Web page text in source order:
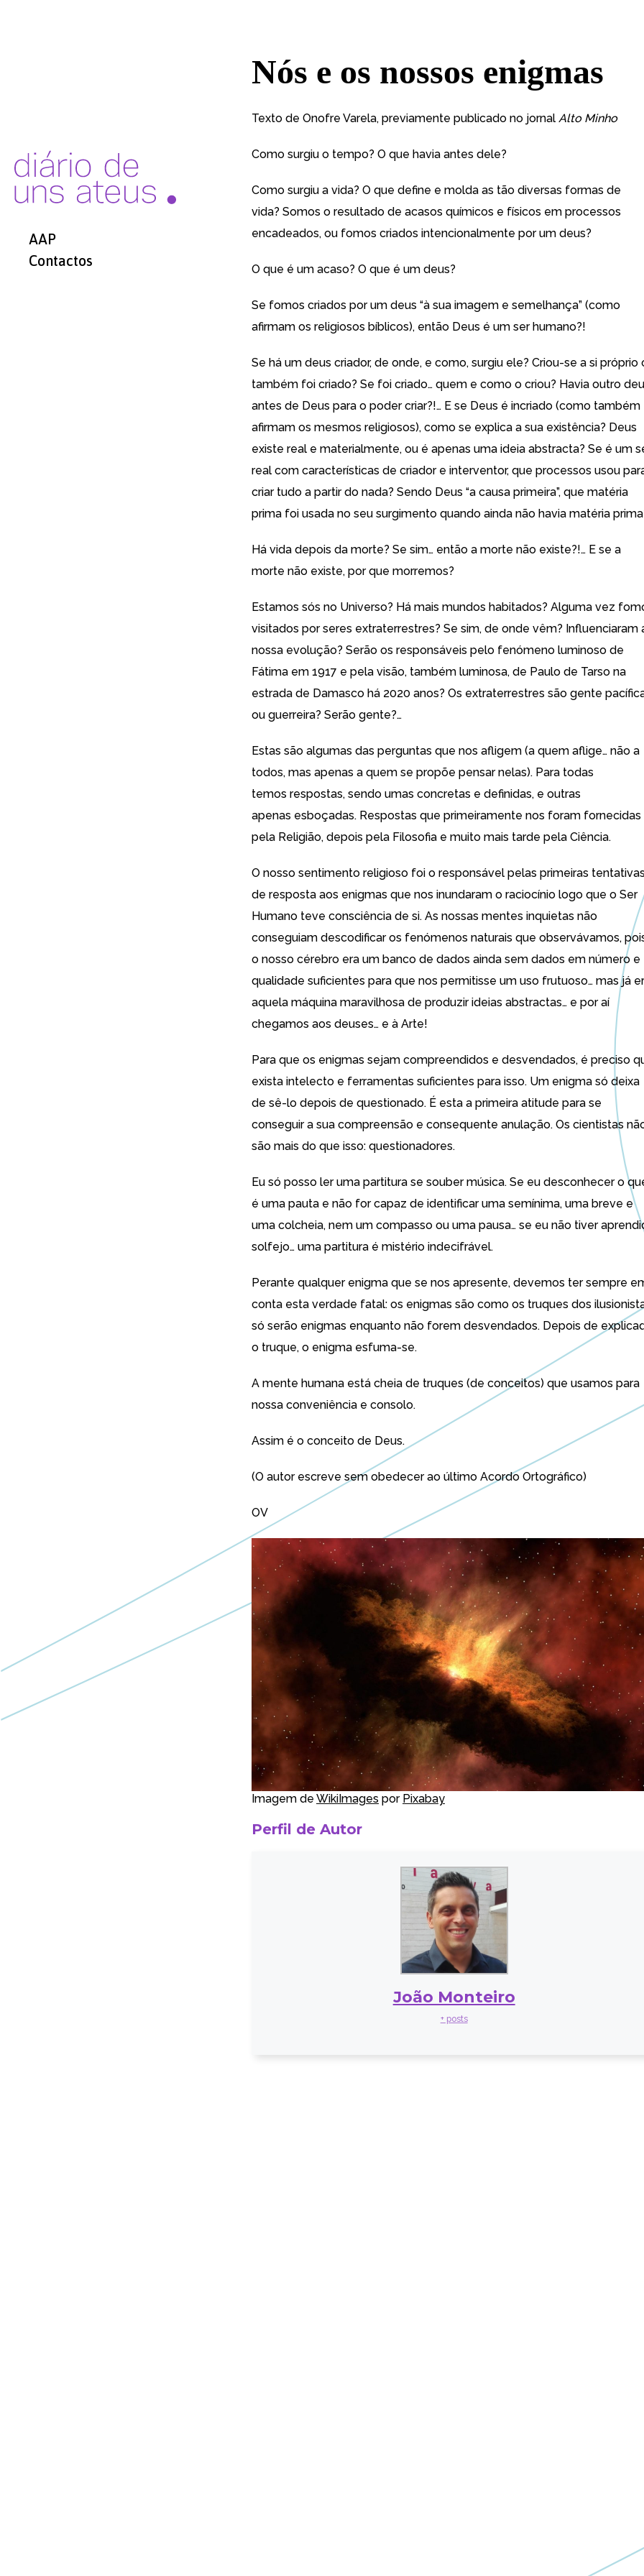
AAP
Contactos
Nós e os nossos enigmas
Texto de Onofre Varela, previamente publicado no jornal Alto Minho
Como surgiu o tempo? O que havia antes dele?
Como surgiu a vida? O que define e molda as tão diversas formas de
vida? Somos o resultado de acasos químicos e físicos em processos
encadeados, ou fomos criados intencionalmente por um deus?
O que é um acaso? O que é um deus?
Se fomos criados por um deus “à sua imagem e semelhança” (como
afirmam os religiosos bíblicos), então Deus é um ser humano?!
Se há um deus criador, de onde, e como, surgiu ele? Criou-se a si próprio
também foi criado? Se foi criado… quem e como o criou? Havia outro
antes de Deus para o poder criar?!… E se Deus é incriado (como também
afirmam os mesmos religiosos), como se explica a sua existência? Deus
existe real e materialmente, ou é apenas uma ideia abstracta? Se é um
real com características de criador e interventor, que processos usou
criar tudo a partir do nada? Sendo Deus “a causa primeira”, que matéria
prima foi usada no seu surgimento quando ainda não havia matéria
Há vida depois da morte? Se sim… então a morte não existe?!… E se a
morte não existe, por que morremos?
Estamos sós no Universo? Há mais mundos habitados? Alguma vez
visitados por seres extraterrestres? Se sim, de onde vêm? Influenciaram
nossa evolução? Serão os responsáveis pelo fenómeno luminoso de
Fátima em 1917 e pela visão, também luminosa, de Paulo de Tarso na
estrada de Damasco há 2020 anos? Os extraterrestres são gente
ou guerreira? Serão gente?…
Estas são algumas das perguntas que nos afligem (a quem aflige… não a
todos, mas apenas a quem se propõe pensar nelas). Para todas
temos respostas, sendo umas concretas e definidas, e outras
apenas esboçadas. Respostas que primeiramente nos foram fornecidas
pela Religião, depois pela Filosofia e muito mais tarde pela Ciência.
O nosso sentimento religioso foi o responsável pelas primeiras tentativas
de resposta aos enigmas que nos inundaram o raciocínio logo que o Ser
Humano teve consciência de si. As nossas mentes inquietas não
conseguiam descodificar os fenómenos naturais que observávamos,
o nosso cérebro era um banco de dados ainda sem dados em número e
qualidade suficientes para que nos permitisse um uso frutuoso… mas já
aquela máquina maravilhosa de produzir ideias abstractas… e por aí
chegamos aos deuses… e à Arte!
Para que os enigmas sejam compreendidos e desvendados, é preciso
exista intelecto e ferramentas suficientes para isso. Um enigma só deixa
de sê-lo depois de questionado. É esta a primeira atitude para se
conseguir a sua compreensão e consequente anulação. Os cientistas
são mais do que isso: questionadores.
Eu só posso ler uma partitura se souber música. Se eu desconhecer o
é uma pauta e não for capaz de identificar uma semínima, uma breve e
uma colcheia, nem um compasso ou uma pausa… se eu não tiver
solfejo… uma partitura é mistério indecifrável.
Perante qualquer enigma que se nos apresente, devemos ter sempre
conta esta verdade fatal: os enigmas são como os truques dos
só serão enigmas enquanto não forem desvendados. Depois de
o truque, o enigma esfuma-se.
A mente humana está cheia de truques (de conceitos) que usamos para
nossa conveniência e consolo.
Assim é o conceito de Deus.
(O autor escreve sem obedecer ao último Acordo Ortográfico)
OV
Imagem de WikiImages por Pixabay
Perfil de Autor
João Monteiro
+ posts